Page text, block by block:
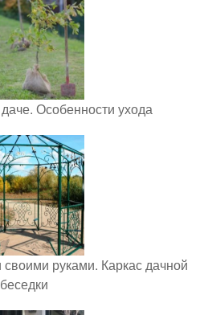
Особенности ухода
своими руками. Каркас дачной
беседки